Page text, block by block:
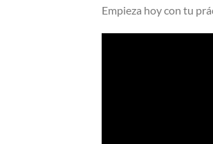
Empieza hoy con tu